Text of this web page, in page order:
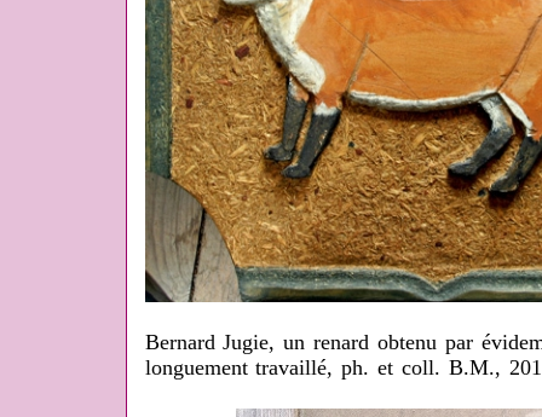
Bernard Jugie, un renard obtenu par
longuement travaillé, ph. et coll. B.M.,